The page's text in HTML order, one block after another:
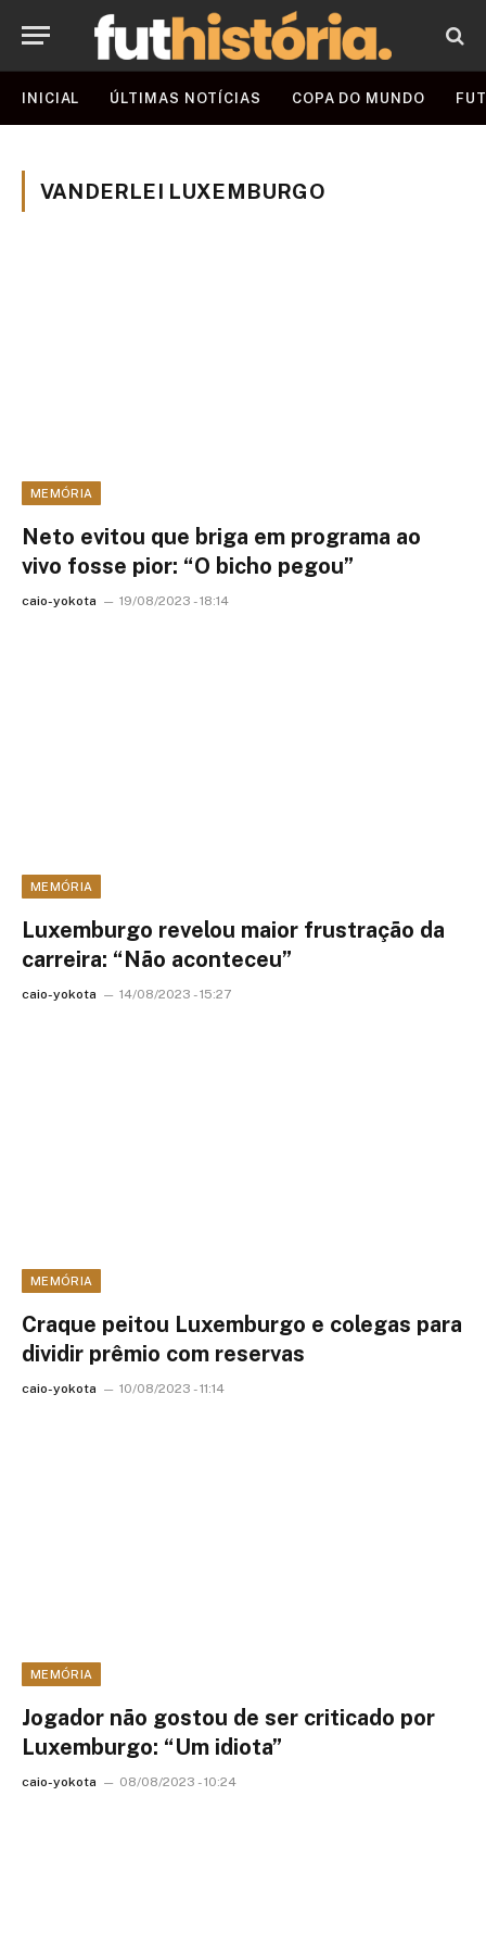
INICIAL ÚLTIMAS NOTÍCIAS COPA DO MUNDO
VANDERLEI LUXEMBURGO
MEMÓRIA
Neto evitou que briga em programa ao
vivo fosse pior: “O bicho pegou”
caio-yokota 19/08/2023 - 18:14
MEMÓRIA
Luxemburgo revelou maior frustração da
carreira: “Não aconteceu”
caio-yokota 14/08/2023 - 15:27
MEMÓRIA
Craque peitou Luxemburgo e colegas para
dividir prêmio com reservas
caio-yokota 10/08/2023 - 11:14
MEMÓRIA
Jogador não gostou de ser criticado por
Luxemburgo: “Um idiota”
caio-yokota 08/08/2023 - 10:24